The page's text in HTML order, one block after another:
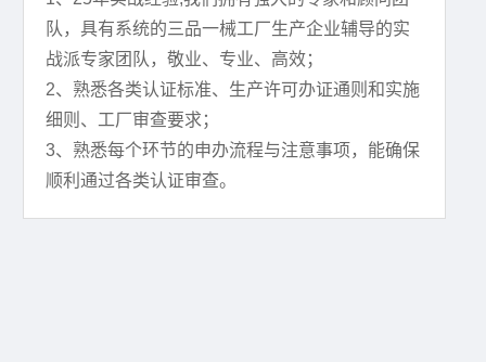
队，具有系统的三品一械工厂生产企业辅导的实
战派专家团队，敬业、专业、高效；
2、熟悉各类认证标准、生产许可办证通则和实施
细则、工厂审查要求；
3、熟悉每个环节的申办流程与注意事项，能确保
顺利通过各类认证审查。